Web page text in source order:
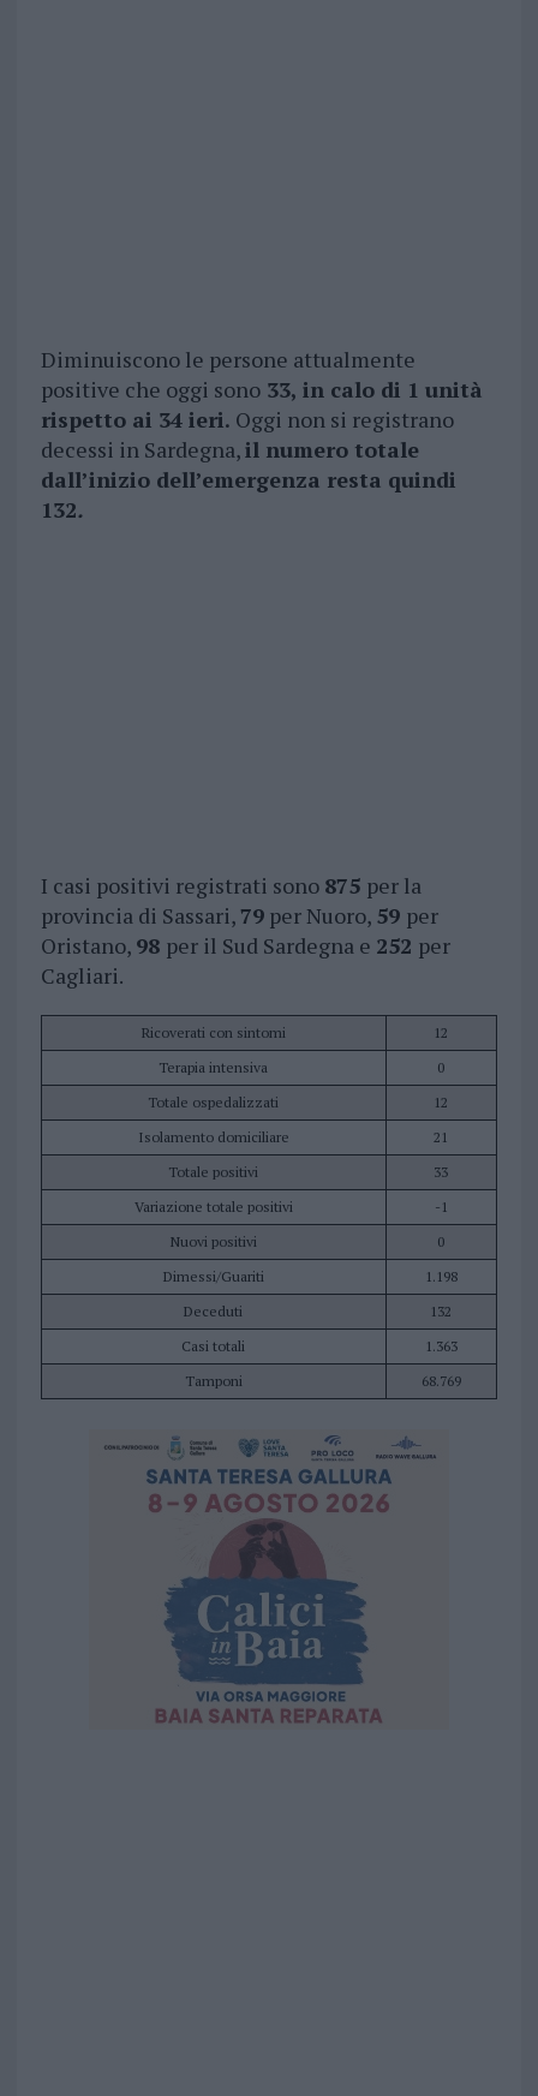
Diminuiscono le persone attualmente
positive che oggi sono33, in calo di 1 unità
rispetto ai 34 ieri. Oggi non si registrano
decessi in Sardegna,il numero totale
dall’inizio dell’emergenza resta quindi
132.
I casi positivi registrati sono 875 per la
provincia di Sassari,79per Nuoro, 59 per
Oristano, 98 per il Sud Sardegna e 252 per
Cagliari.
Ricoverati con sintomi
12
Terapia intensiva
0
Totale ospedalizzati
12
Isolamento domiciliare
21
Totale positivi
33
Variazione totale positivi
-1
Nuovi positivi
0
Dimessi/Guariti
1.198
Deceduti
132
Casi totali
1.363
Tamponi
68.769